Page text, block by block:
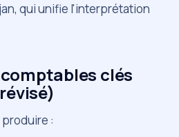
qui unifie l'interprétation
clés
: